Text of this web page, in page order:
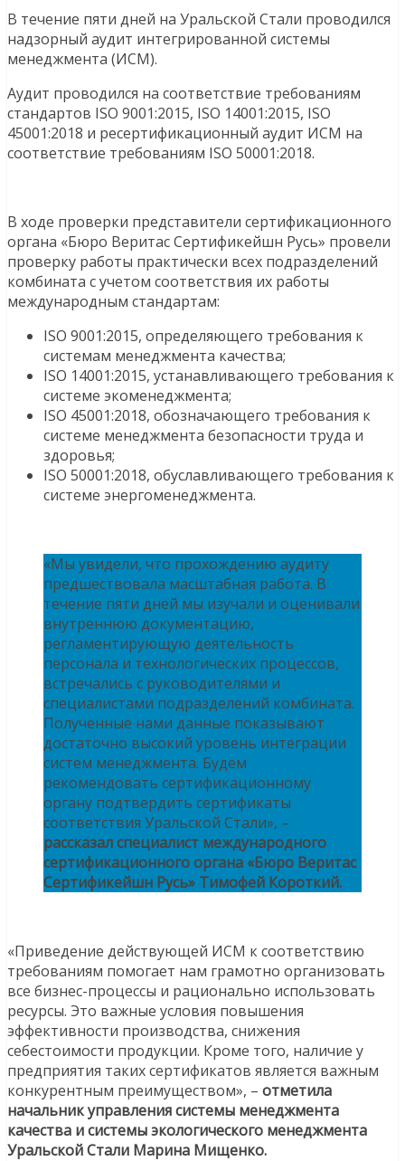
В течение пяти дней на Уральской Стали проводился
надзорный аудит интегрированной системы
менеджмента (ИСМ).
Аудит проводился на соответствие требованиям
стандартов ISO 9001:2015, ISO 14001:2015, ISO
45001:2018 и ресертификационный аудит ИСМ на
соответствие требованиям ISO 50001:2018.
В ходе проверки представители сертификационного
органа «Бюро Веритас Сертификейшн Русь» провели
проверку работы практически всех подразделений
комбината с учетом соответствия их работы
международным стандартам:
ISO 9001:2015, определяющего требования к
системам менеджмента качества;
ISO 14001:2015, устанавливающего требования к
системе экоменеджмента;
ISO 45001:2018, обозначающего требования к
системе менеджмента безопасности труда и
здоровья;
ISO 50001:2018, обуславливающего требования к
системе энергоменеджмента.
«Мы увидели, что прохождению аудиту
предшествовала масштабная работа. В
течение пяти дней мы изучали и оценивали
внутреннюю документацию,
регламентирующую деятельность
персонала и технологических процессов,
встречались с руководителями и
специалистами подразделений комбината.
Полученные нами данные показывают
достаточно высокий уровень интеграции
систем менеджмента. Будем
рекомендовать сертификационному
органу подтвердить сертификаты
соответствия Уральской Стали», –
рассказал специалист международного
сертификационного органа «Бюро Веритас
Сертификейшн Русь» Тимофей Короткий.
«Приведение действующей ИСМ к соответствию
требованиям помогает нам грамотно организовать
все бизнес-процессы и рационально использовать
ресурсы. Это важные условия повышения
эффективности производства, снижения
себестоимости продукции. Кроме того, наличие у
предприятия таких сертификатов является важным
конкурентным преимуществом», – отметила
начальник управления системы менеджмента
качества и системы экологического менеджмента
Уральской Стали Марина Мищенко.